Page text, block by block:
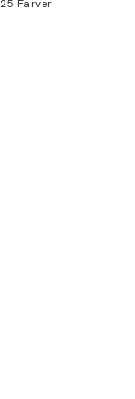
25 Farver